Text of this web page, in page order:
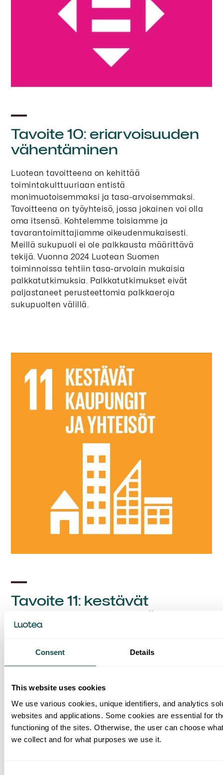
Consent Details
This website uses cookies
We use various cookies, unique identifiers, and analytics
websites and applications. Some cookies are essential for
functioning of the sites. Otherwise, the user can choose
we collect and for what purposes we use it.
Tavoite 10: eriarvoisuuden
vähentäminen
Luotean tavoitteena on kehittää
toimintakulttuuriaan entistä
monimuotoisemmaksi ja tasa-arvoisemmaksi.
Tavoitteena on työyhteisö, jossa jokainen voi olla
oma itsensä. Kohtelemme toisiamme ja
tavarantoimittajiamme oikeudenmukaisesti.
Meillä sukupuoli ei ole palkkausta määrittävä
tekijä. Vuonna 2024 Luotean Suomen
toiminnoissa tehtiin tasa-arvolain mukaisia
palkkatutkimuksia. Palkkatutkimukset eivät
paljastaneet perusteettomia palkkaeroja
sukupuolten välillä.
Tavoite 11: kestävät
kaupungit ja yhteisöt
Haluamme hillitä ilmastonmuutosta. Asiakkaille
tuottamamme palvelut vähentävät päästöjä ja
kasvillisuutta lisäämään ihmisten hyvinvointia ja
edistämään ilmastonmuutokseen sopeutumista.